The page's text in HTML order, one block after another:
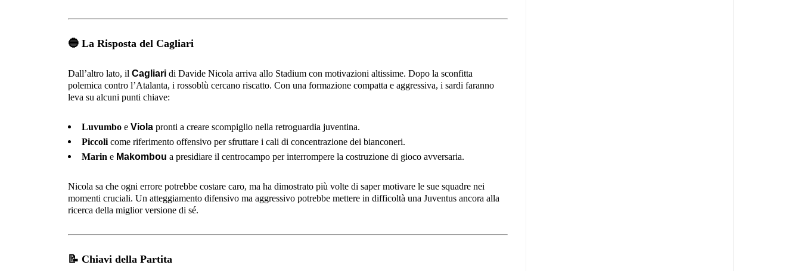
🔵La Risposta del Cagliari
Dall’altro lato, il Cagliaridi Davide Nicola arriva allo Stadium con motivazioni altissime. Dopo la sconfitta
polemica contro l’Atalanta, i rossoblù cercano riscatto. Con una formazione compatta e aggressiva, i sardi faranno
leva su alcuni punti chiave:
Luvumboe Violapronti a creare scompiglio nella retroguardia juventina.
Piccolicome riferimento offensivo per sfruttare i cali di concentrazione dei bianconeri.
Marin e Makombou a presidiare il centrocampo per interrompere la costruzione di gioco avversaria.
Nicola sa che ogni errore potrebbe costare caro, ma ha dimostrato più volte di saper motivare le sue squadre nei
momenti cruciali. Un atteggiamento difensivo ma aggressivo potrebbe mettere in difficoltà una Juventus ancora alla
ricerca della miglior versione di sé.
📝 Chiavi della Partita